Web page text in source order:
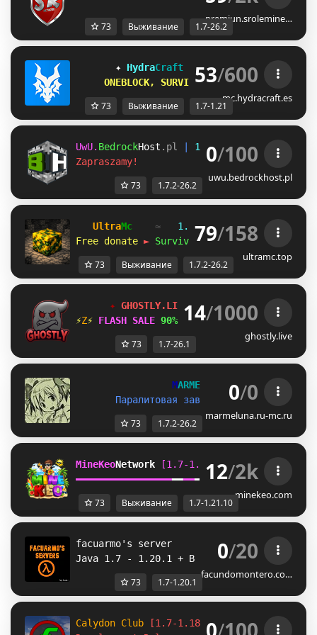
premiun.srolemine…
73 Выживание 1.7-26.2
✦ HydraCraft NETWORK [1.7 ↠ 1.21]
ONEBLOCK, SURVIVAL 1.8, 1.20, 1.21...
53/600
mc.hydracraft.es
73 Выживание 1.7-1.21
UwU. BedrockHost .pl 1.7.2-26.2
Zapraszamy!
0/100
uwu.bedrockhost.pl
73 1.7.2-26.2
UltraMc ≈ 1.7.2 — 26.2 ≈
Free donate ► Survival • SkyBlock •
79/158
ultramc.top
73 Выживание 1.7.2-26.2
✦ GHOSTLY.LIVE NETWORK [1.7/26.1+]
⚡\⚡ FLASH SALE 90% OFF »
14/1000
ghostly.live
73 1.7-26.1
MARME (1 .7.
Паралитовая завязная камбаловая
0/0
marmeluna.ru-mc.ru
73 1.7.2-26.2
MineKeoNetwork [1.7-1.21.10] TOWNY
━━━━━━━━━━━━━━━━━━━━━━ ━ SKYBLOCK
12/2k
minekeo.com
73 Выживание 1.7-1.21.10
facuarmo's server
Java 1.7 - 1.20.1 + Bedrock
0/20
facundomontero.co…
73 1.7-1.20.1
Calydon Club
[1.7-1.18]